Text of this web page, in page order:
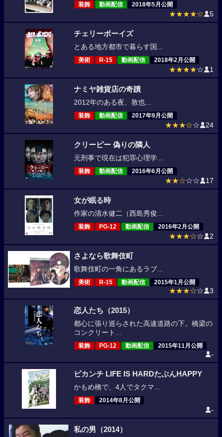
装飾 動画配信 2018年5月公開
★★★★☆ 5
チェリーボーイズ
とある地方都市で暮らす国...
美術 R-15 動画配信 2018年2月公開
★★★★☆ 1
ナミヤ雑貨店の奇蹟
2012年のある夜、敦也...
装飾 動画配信 2017年9月公開
★★★☆☆ 24
クリーピー 偽りの隣人
元刑事で現在は犯罪心理学...
装飾 動画配信 2016年6月公開
★★☆☆☆ 17
女が眠る時
作家の清水健二（西島秀俊...
装飾 PG-12 動画配信 2016年2月公開
★★★☆☆ 2
さよなら歌舞伎町
歌舞伎町の一角にあるラブ...
美術 R-15 動画配信 2015年1月公開
★★★☆☆ 3
恋人たち（2015）
都心に張り巡らされた高速道路の下。橋梁の
コンクリート...
装飾 PG-12 動画配信 2015年11月公開
-
ピカンチ LIFE IS HARDたぶんHAPPY
かもめ橋で、4人でタクマ...
装飾 2014年8月公開
-
私の男（2014）